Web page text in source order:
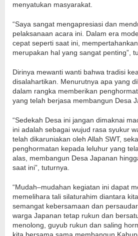
menyatukan masyarakat.
“Saya sangat mengapresiasi dan
pelaksanaan acara ini. Dalam era
cepat seperti saat ini,
merupakan hal yang sangat penting”,
Dirinya mewanti wanti bahwa tradisi
disalahartikan. Menurutnya apa yang
dalam rangka memberikan
yang telah berjasa membangun Desa
“Sedekah Desa ini jangan dimaknai
ini adalah sebagai wujud rasa syukur
telah dikaruniakan oleh Allah SWT,
penghormatan kepada leluhur yang
alas, membangun Desa Japanan
saat ini”, tuturnya.
“Mudah–mudahan kegiatan ini dapat
memelihara tali silaturahim diantara
semangat kebersamaan dan
warga Japanan tetap rukun dan
menolong, guyub rukun dan saling